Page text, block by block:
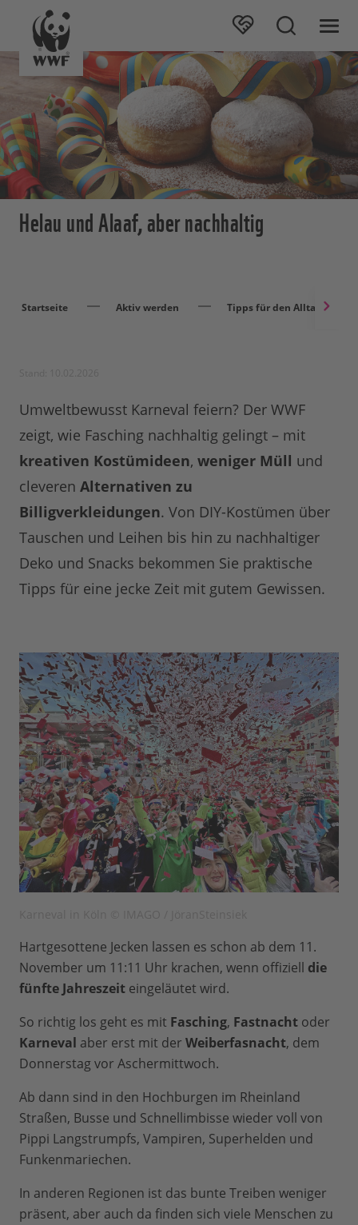
Helau und Alaaf, aber nachhaltig
Startseite Aktiv werden Tipps für den Alltag
Umweltbewusst Karneval feiern? Der WWF
zeigt, wie Fasching nachhaltig gelingt – mit
kreativen Kostümideen, weniger Müll und
cleveren Alternativen zu
Billigverkleidungen. Von DIY-Kostümen über
Tauschen und Leihen bis hin zu nachhaltiger
Deko und Snacks bekommen Sie praktische
Tipps für eine jecke Zeit mit gutem Gewissen.
Hartgesottene Jecken lassen es schon ab dem 11.
November um 11:11 Uhr krachen, wenn offiziell die
fünfte Jahreszeit eingeläutet wird.
So richtig los geht es mit Fasching, Fastnacht oder
Karneval aber erst mit der Weiberfasnacht, dem
Donnerstag vor Aschermittwoch.
Ab dann sind in den Hochburgen im Rheinland
Straßen, Busse und Schnellimbisse wieder voll von
Pippi Langstrumpfs, Vampiren, Superhelden und
Funkenmariechen.
In anderen Regionen ist das bunte Treiben weniger
präsent, aber auch da finden sich viele Menschen zu